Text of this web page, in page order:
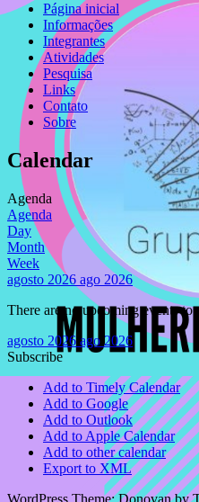
Página inicial
Informações
Integrantes
Atividades
Pesquisa
Links
Contato
Sobre
Calendar
Agenda
Agenda
Day
Month
Week
agosto 2026 ago 2026
There are no upcoming events to
agosto 2026 ago 2026
Subscribe
Add to Timely Calendar
Add to Google
Add to Outlook
Add to Apple Calendar
Add to other calendar
Export to XML
WordPress Theme: Donovan by